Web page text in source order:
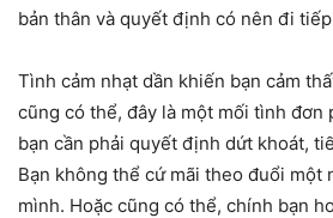
bản thân và quyết định có nên đi
Tình cảm nhạt dần khiến bạn cảm
cũng có thể, đây là một mối tình đơn
bạn cần phải quyết định dứt khoát,
Bạn không thể cứ mãi theo đuổi một
mình. Hoặc cũng có thể, chính bạn